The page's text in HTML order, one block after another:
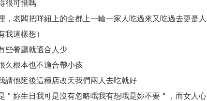
很可惜嗎
，老闆把咩紐上的全都上一輪一家人吃過來又吃過去更是人
這樣想）
些餐廳就適合人少
久根本也不適合帶小孩
請他延後這種店改天我們兩人去吃就好
＂妳生日我可是沒有忽略哦我有想哦是妳不要＂，而女人心